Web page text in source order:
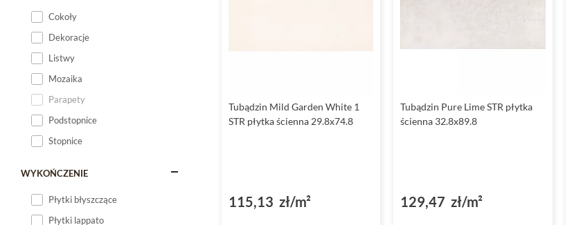
Cokoły
Dekoracje
Listwy
Mozaika
Parapety
Podstopnice
Stopnice
WYKOŃCZENIE
Płytki błyszczące
Płytki lappato
Tubądzin Mild Garden White 1
STR płytka ścienna 29.8x74.8
115,13 zł/m²
Tubądzin Pure Lime STR płytka
ścienna 32.8x89.8
129,47 zł/m²